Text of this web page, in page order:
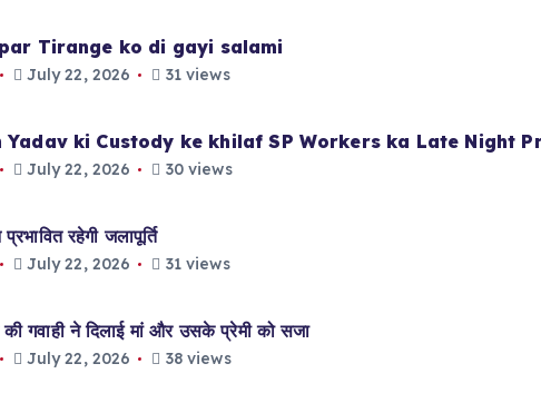
Tirange ko di gayi salami
July 22, 2026 31 views
Yadav ki Custody ke khilaf SP Workers ka Late Night
July 22, 2026 30 views
रहेगी जलापूर्ति
July 22, 2026 31 views
गवाही ने दिलाई मां और उसके प्रेमी को सजा
July 22, 2026 38 views